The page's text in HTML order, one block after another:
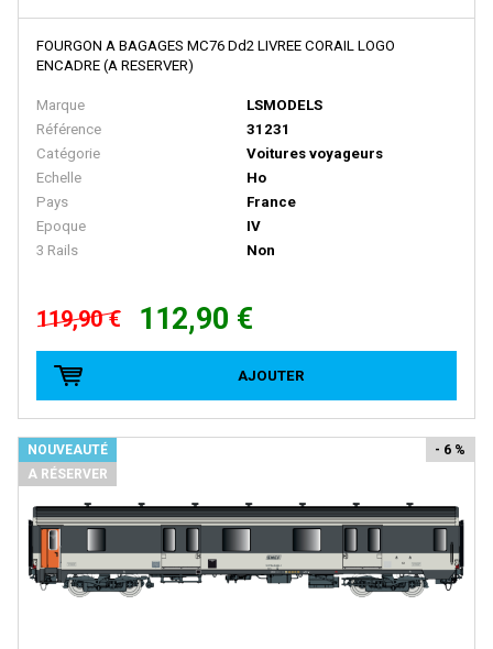
BALLAN
BEMO
BERLINPLAST
BEVBEL
BLMA
B MODELS
BOWSER
BRAMOS
BRANCHLINE TRAINS
Brekina
BROADWAY LIMITED IMPORT
FOURGON A BAGAGES MC76 Dd2 LIVREE CORAIL LOGO
ENCADRE (A RESERVER)
Marque
LSMODELS
Référence
31231
Catégorie
Voitures voyageurs
Echelle
Ho
Pays
France
Epoque
IV
3 Rails
Non
119,90 € 112,90 €
AJOUTER
NOUVEAUTÉ
A RÉSERVER
- 6 %